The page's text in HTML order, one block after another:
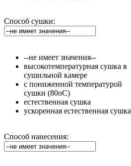
Способ сушки:
--не имеет значения--
высокотемпературная сушка в
сушильной камере
с пониженной температурой
сушки (80оС)
естественная сушка
ускоренная естественная сушка
Способ нанесения: